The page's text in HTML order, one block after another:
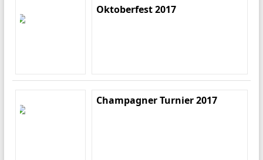
Oktoberfest 2017
Champagner Turnier 2017